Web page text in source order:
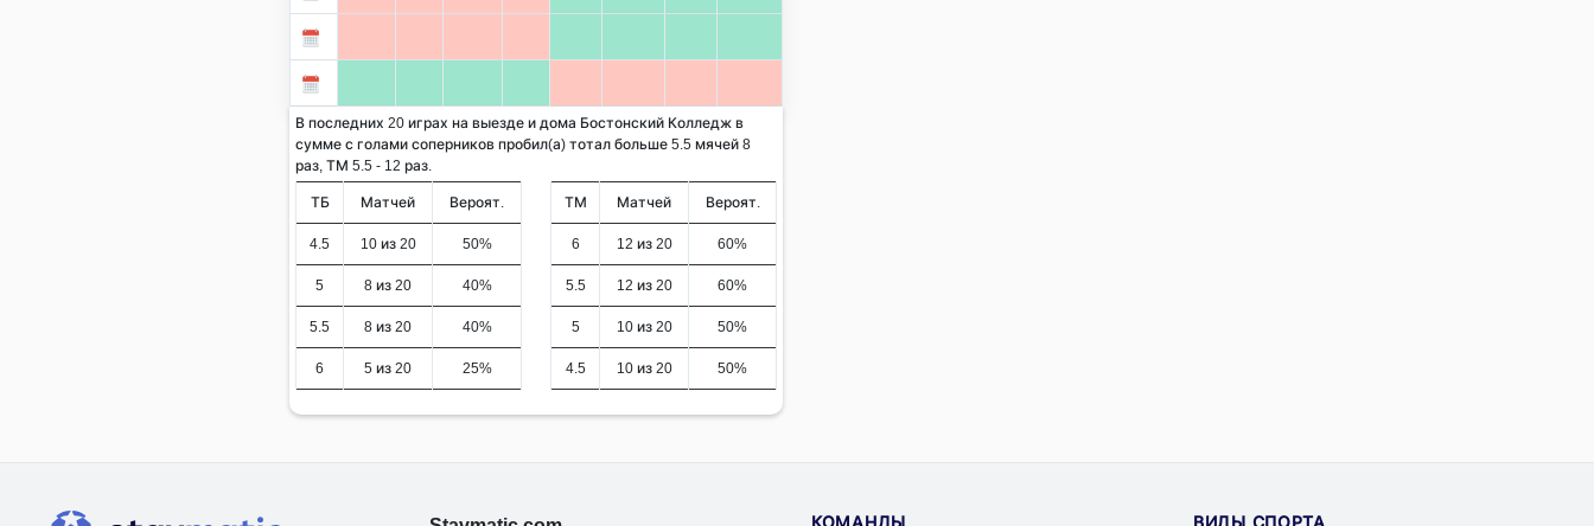
В последних 20 играх на выезде и дома Бостонский Колледж в
сумме с голами соперников пробил(а) тотал больше 5.5 мячей 8
раз, ТМ 5.5 - 12 раз.
ТБ Матчей Вероят.
4.5 10 из 20 50%
5 8 из 20 40%
5.5 8 из 20 40%
6 5 из 20 25%
ТМ Матчей Вероят.
6 12 из 20 60%
5.5 12 из 20 60%
5 10 из 20 50%
4.5 10 из 20 50%
КОМАНДЫ ВИДЫ СПОРТА